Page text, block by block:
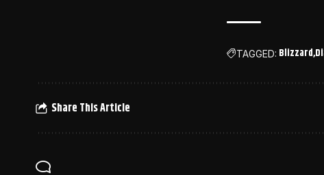
TAGGED: Blizzard
Share This Article